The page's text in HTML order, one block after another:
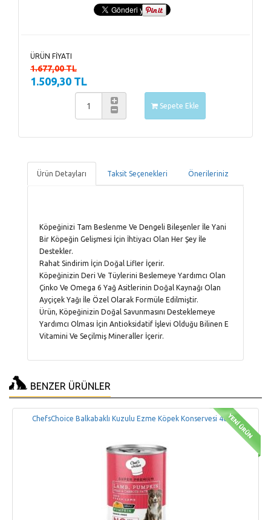
ÜRÜN FİYATI
1.677,00 TL
1.509,30 TL
Sepete Ekle
Ürün Detayları Taksit Seçenekleri Önerileriniz
Köpeğinizi Tam Beslenme Ve Dengeli Bileşenler İle Yani
Bir Köpeğin Gelişmesi İçin İhtiyacı Olan Her Şey İle
Destekler.
Rahat Sindirim İçin Doğal Lifler İçerir.
Köpeğinizin Deri Ve Tüylerini Beslemeye Yardımcı Olan
Çinko Ve Omega 6 Yağ Asitlerinin Doğal Kaynağı Olan
Ayçiçek Yağı İle Özel Olarak Formüle Edilmiştir.
Ürün, Köpeğinizin Doğal Savunmasını Desteklemeye
Yardımcı Olması İçin Antioksidatif İşlevi Olduğu Bilinen E
Vitamini Ve Seçilmiş Mineraller İçerir.
BENZER ÜRÜNLER
ChefsChoice Balkabaklı Kuzulu Ezme Köpek Konservesi 400Gr